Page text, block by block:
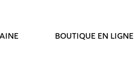
BOUTIQUE EN LIGNE